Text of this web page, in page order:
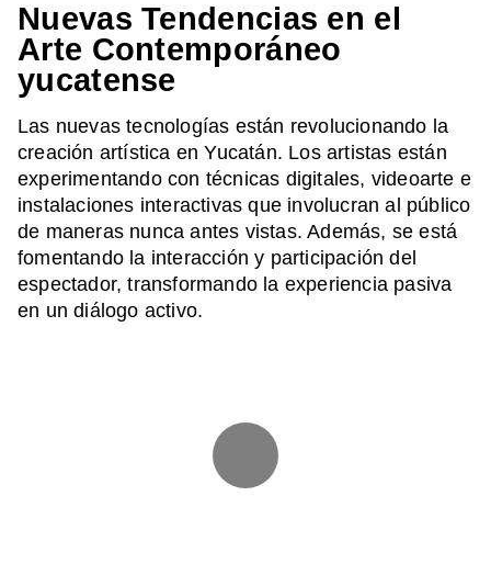
Nuevas Tendencias en el
Arte Contemporáneo
yucatense
Las nuevas tecnologías están revolucionando la
creación artística en Yucatán. Los artistas están
experimentando con técnicas digitales, videoarte e
instalaciones interactivas que involucran al público
de maneras nunca antes vistas. Además, se está
fomentando la interacción y participación del
espectador, transformando la experiencia pasiva
en un diálogo activo.